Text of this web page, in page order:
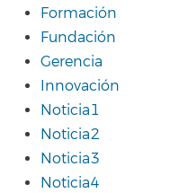
Formación
Fundación
Gerencia
Innovación
Noticia1
Noticia2
Noticia3
Noticia4